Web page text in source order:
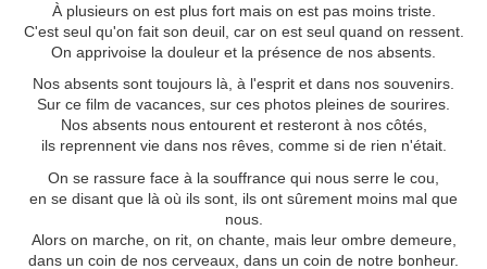
À plusieurs on est plus fort mais on est pas moins triste.
C'est seul qu'on fait son deuil, car on est seul quand on ressent.
On apprivoise la douleur et la présence de nos absents.
Nos absents sont toujours là, à l'esprit et dans nos souvenirs.
Sur ce film de vacances, sur ces photos pleines de sourires.
Nos absents nous entourent et resteront à nos côtés,
ils reprennent vie dans nos rêves, comme si de rien n'était.
On se rassure face à la souffrance qui nous serre le cou,
en se disant que là où ils sont, ils ont sûrement moins mal que
nous.
Alors on marche, on rit, on chante, mais leur ombre demeure,
dans un coin de nos cerveaux, dans un coin de notre bonheur.